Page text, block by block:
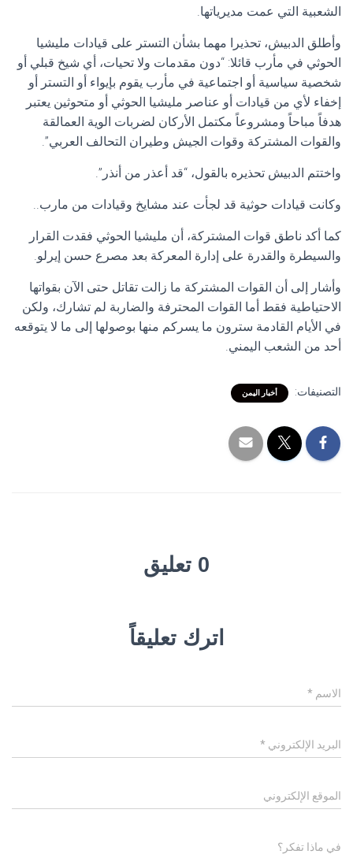
الشعبية التي عمت مديرياتها.
وأطلق الدبيش، تحذير‬ا مهما بشأن التستر على قيادات مليشيا
الحوثي في مأرب قائلا: “دون مقدمات ولا تحيات، أي شيخ قبلي أو
شخصية سياسية أو اجتماعية في مأرب يقوم بإيواء أو التستر أو
إخفاء لأي من قيادات أو عناصر مليشيا الحوثي أو متحوثين يعتبر
هدفاً مباحاً ومشروعاً مكتمل الأركان لضربات الوية العمالقة
والقوات المشتركة وقوات الجيش وطيران التحالف العربي”.
واختتم الدبيش تحذيره بالقول، “قد أعذر من أنذر”.
وكانت قيادات حوثية قد لجأت عند مشايخ وقيادات من مارب..
كما أكد ناطق قوات المشتركة، أن مليشيا الحوثي فقدت القرار
والسيطرة والقدرة على إدارة المعركة بعد مصرع حسن إيرلو.
وأشار إلى أن القوات المشتركة ما زالت تقاتل حتى الآن بقواتها
الاحتياطية فقط أما القوات المحترفة والضاربة لم تشارك، ولكن
في الأيام القادمة سترون ما يسركم منها بوصولها إلى ما لا يتوقعه
أحد من الشعب اليمني.
التصنيفات: أخبار اليمن
0 تعليق
اترك تعليقاً
الاسم *
البريد الإلكتروني *
الموقع الإلكتروني
في ماذا تفكر؟